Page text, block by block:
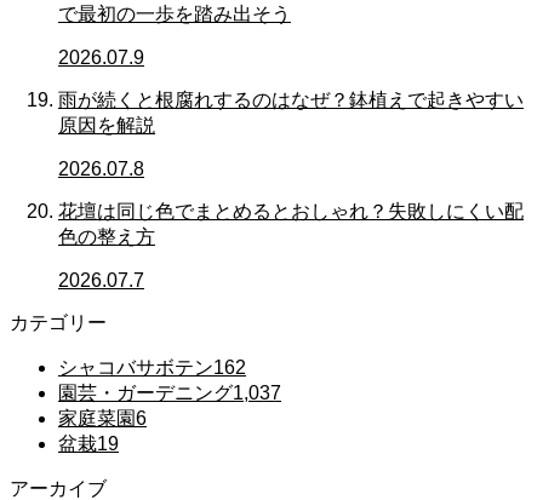
で最初の一歩を踏み出そう
2026.07.9
雨が続くと根腐れするのはなぜ？鉢植えで起きやすい
原因を解説
2026.07.8
花壇は同じ色でまとめるとおしゃれ？失敗しにくい配
色の整え方
2026.07.7
カテゴリー
シャコバサボテン162
園芸・ガーデニング1,037
家庭菜園6
盆栽19
アーカイブ